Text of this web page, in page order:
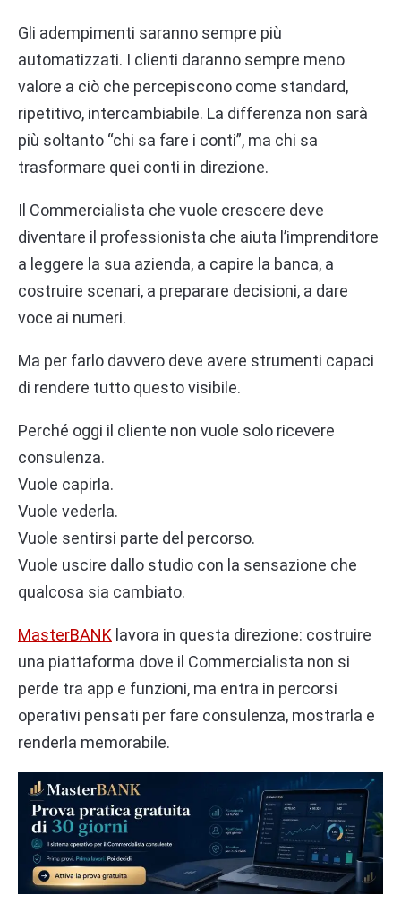
Gli adempimenti saranno sempre più
automatizzati. I clienti daranno sempre meno
valore a ciò che percepiscono come standard,
ripetitivo, intercambiabile. La differenza non sarà
più soltanto “chi sa fare i conti”, ma chi sa
trasformare quei conti in direzione.
Il Commercialista che vuole crescere deve
diventare il professionista che aiuta l’imprenditore
a leggere la sua azienda, a capire la banca, a
costruire scenari, a preparare decisioni, a dare
voce ai numeri.
Ma per farlo davvero deve avere strumenti capaci
di rendere tutto questo visibile.
Perché oggi il cliente non vuole solo ricevere
consulenza.
Vuole capirla.
Vuole vederla.
Vuole sentirsi parte del percorso.
Vuole uscire dallo studio con la sensazione che
qualcosa sia cambiato.
MasterBANK lavora in questa direzione: costruire
una piattaforma dove il Commercialista non si
perde tra app e funzioni, ma entra in percorsi
operativi pensati per fare consulenza, mostrarla e
renderla memorabile.